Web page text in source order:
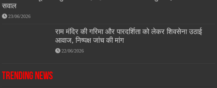
सवाल
23/06/2026
राम मंदिर की गरिमा और पारदर्शिता को लेकर शिवसेना उठाई
आवाज, निष्पक्ष जांच की मांग
22/06/2026
Trending News